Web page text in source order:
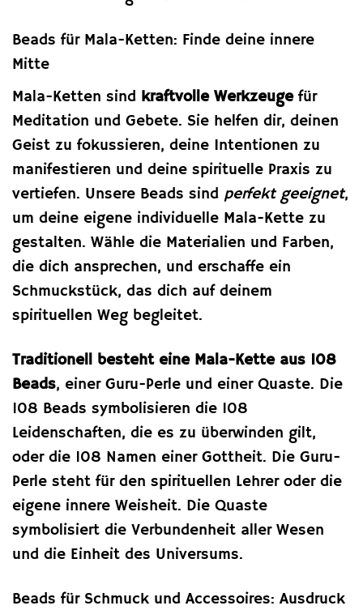
Beads für Mala-Ketten: Finde deine innere
Mitte
Mala-Ketten sind kraftvolle Werkzeugefür
Meditation und Gebete. Sie helfen dir, deinen
Geist zu fokussieren, deine Intentionen zu
manifestieren und deine spirituelle Praxis zu
vertiefen. Unsere Beads sind perfekt geeignet,
um deine eigene individuelle Mala-Kette zu
gestalten. Wähle die Materialien und Farben,
die dich ansprechen, und erschaffe ein
Schmuckstück, das dich auf deinem
spirituellen Weg begleitet.
Traditionell besteht eine Mala-Kette aus 108
Beads, einer Guru-Perle und einer Quaste. Die
108 Beads symbolisieren die 108
Leidenschaften, die es zu überwinden gilt,
oder die 108 Namen einer Gottheit. Die Guru-
Perle steht für den spirituellen Lehrer oder die
eigene innere Weisheit. Die Quaste
symbolisiert die Verbundenheit aller Wesen
und die Einheit des Universums.
Beads für Schmuck und Accessoires: Ausdruck